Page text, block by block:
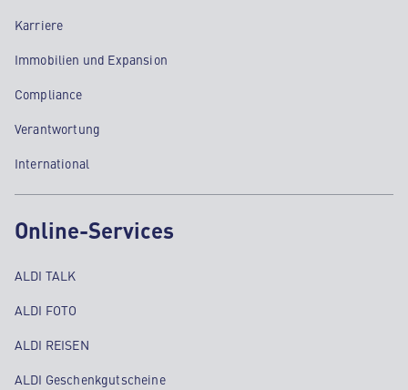
Karriere
Immobilien und Expansion
Compliance
Verantwortung
International
Online-Services
ALDI TALK
ALDI FOTO
ALDI REISEN
ALDI Geschenkgutscheine